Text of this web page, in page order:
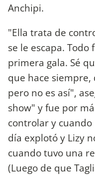
Anchipi.
"Ella trata de
se le escapa.
primera gala. Sé
que hace
pero no es así",
show" y fue por
controlar y
día explotó y Lizy
cuando tuvo una
(Luego de que